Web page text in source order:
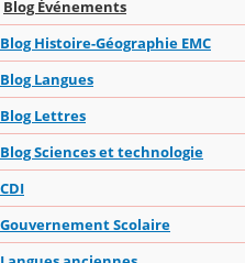
Blog Événements
Blog Histoire-Géographie EMC
Blog Langues
Blog Lettres
Blog Sciences et technologie
CDI
Gouvernement Scolaire